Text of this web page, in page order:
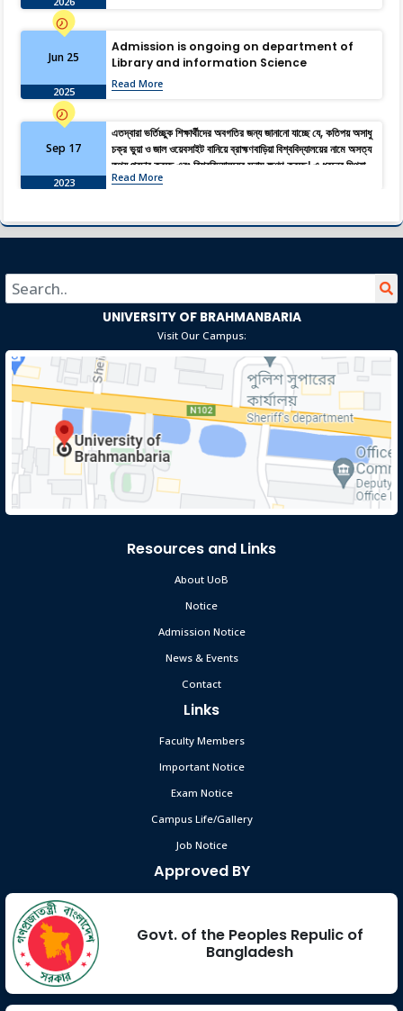
Jun 25
2025
Admission is ongoing on department of
Library and information Science
Read More
Sep 17
2023
এতদ্বারা ভর্তিচ্ছুক শিক্ষার্থীদের অবগতির জন্য জানানো যাচ্ছে যে, কতিপয় অসাধু
চক্র ভুয়া ও জাল ওয়েবসাইট বানিয়ে ব্রাহ্মণবাড়িয়া বিশ্ববিদ্যালয়ের নামে অসত্য
তথ্য প্রচার করছে এবং বিশ্ববিদ্যালয়ের সুনাম ক্ষুণ্ণ করছে। এ ধরনের মিথ্যা,
বানোয়াট ও বিভ্রান্তিমূলক তথ্য হতে সজাগ থাকার জন্য সকল শিক্ষার্থী ও
Read More
Sep 14
2023
বসন্ত বরণ ১৪২৯
UNIVERSITY OF BRAHMANBARIA
Visit Our Campus:
Resources and Links
About UoB
Notice
Admission Notice
News & Events
Contact
Links
Faculty Members
Important Notice
Exam Notice
Campus Life/Gallery
Job Notice
Approved BY
Govt. of the Peoples Repulic of
Bangladesh